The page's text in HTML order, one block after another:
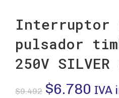
Interruptor
pulsador
250V SILVER
$9.492 El
$6.780 El
IVA